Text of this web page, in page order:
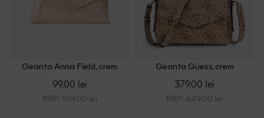
Geanta Anna Field, crem
99.00 lei
RRP: 169.00 lei
Geanta Guess, crem
379.00 lei
RRP: 649.00 lei